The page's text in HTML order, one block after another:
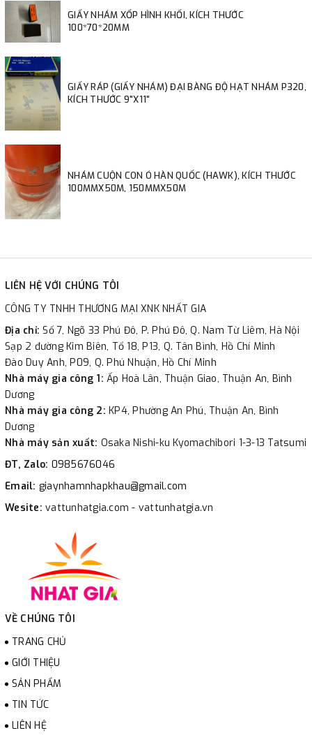
GIẤY NHÁM XỐP HÌNH KHỐI, KÍCH THƯỚC
100*70*20MM
GIẤY RÁP (GIẤY NHÁM) ĐẠI BÀNG ĐỘ HẠT NHÁM P320,
KÍCH THƯỚC 9"X11"
NHÁM CUỘN CON Ó HÀN QUỐC (HAWK), KÍCH THƯỚC
100MMX50M, 150MMX50M
LIÊN HỆ VỚI CHÚNG TÔI
CÔNG TY TNHH THƯƠNG MẠI XNK NHẤT GIA
Địa chỉ:Số 7, Ngõ 33 Phú Đô, P. Phú Đô, Q. Nam Từ Liêm, Hà Nội
Sạp 2 đường Kim Biên, Tổ 18, P13, Q. Tân Bình, Hồ Chí Minh
Đào Duy Anh, P09, Q. Phú Nhuận, Hồ Chí Minh
Nhà máy gia công 1: Ấp Hoà Lân, Thuận Giao, Thuận An, Bình
Dương
Nhà máy gia công 2: KP4, Phường An Phú, Thuận An, Bình
Dương
Nhà máy sản xuất: Osaka Nishi-ku Kyomachibori 1-3-13 Tatsumi
ĐT, Zalo: 0985676046
Email: giaynhamnhapkhau@gmail.com
Wesite: vattunhatgia.com - vattunhatgia.vn
VỀ CHÚNG TÔI
TRANG CHỦ
GIỚI THIỆU
SẢN PHẨM
TIN TỨC
LIÊN HỆ